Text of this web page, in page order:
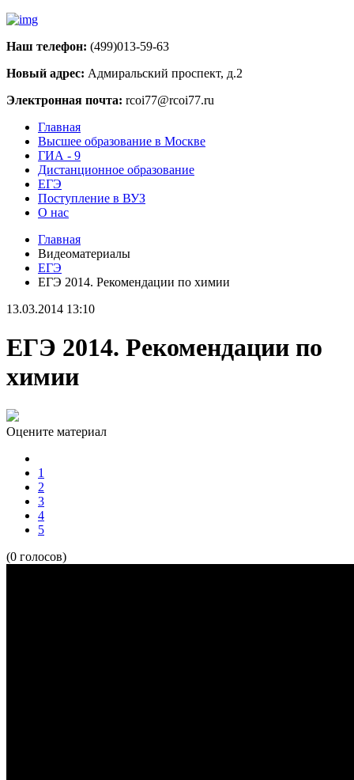
Наш телефон: (499)013-59-63
Новый адрес: Адмиральский проспект, д.2
Электронная почта: rcoi77@rcoi77.ru
Главная
Высшее образование в Москве
ГИА - 9
Дистанционное образование
ЕГЭ
Поступление в ВУЗ
О нас
Главная
Видеоматериалы
ЕГЭ
ЕГЭ 2014. Рекомендации по химии
13.03.2014 13:10
ЕГЭ 2014. Рекомендации по
химии
Оцените материал
1
2
3
4
5
(0 голосов)